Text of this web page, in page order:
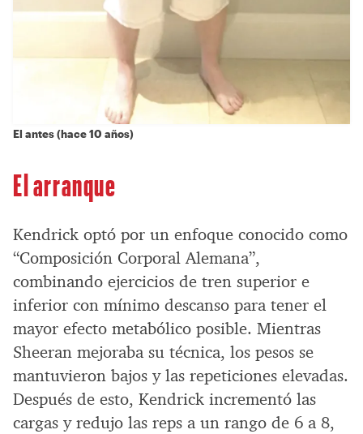
El antes (hace 10 años)
El arranque
Kendrick optó por un enfoque conocido como
“Composición Corporal Alemana”,
combinando ejercicios de tren superior e
inferior con mínimo descanso para tener el
mayor efecto metabólico posible. Mientras
Sheeran mejoraba su técnica, los pesos se
mantuvieron bajos y las repeticiones elevadas.
Después de esto, Kendrick incrementó las
cargas y redujo las reps a un rango de 6 a 8,